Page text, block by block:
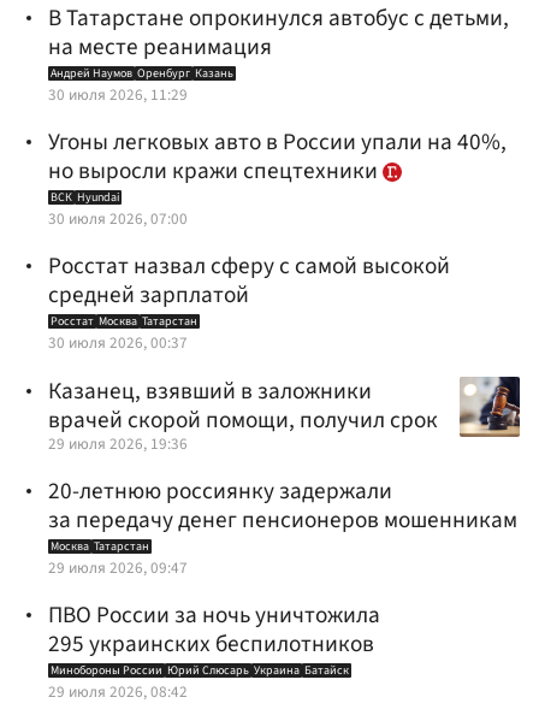
В Татарстане опрокинулся автобус с детьми,
на месте реанимация
Андрей Наумов Оренбург Казань
30 июля 2026, 11:29
Угоны легковых авто в России упали на 40%,
но выросли кражи спецтехники
ВСК Hyundai
30 июля 2026, 07:00
Росстат назвал сферу с самой высокой
средней зарплатой
Росстат Москва Татарстан
30 июля 2026, 00:37
Казанец, взявший в заложники
врачей скорой помощи, получил срок
29 июля 2026, 19:36
20-летнюю россиянку задержали
за передачу денег пенсионеров мошенникам
Москва Татарстан
29 июля 2026, 09:47
ПВО России за ночь уничтожила
295 украинских беспилотников
Минобороны России Юрий Слюсарь Украина Батайск
29 июля 2026, 08:42